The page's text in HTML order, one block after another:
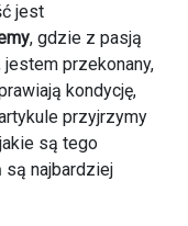
jest
, gdzie z pasją
przekonany,
kondycję,
przyjrzymy
są tego
najbardziej